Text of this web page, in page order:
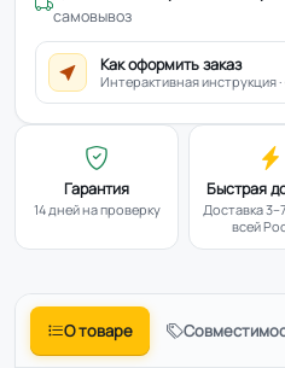
самовывоз
Как оформить заказ
Интерактивная инструкция ·
Гарантия
14 дней на проверку
Быстрая
Доставка
всей
О товаре